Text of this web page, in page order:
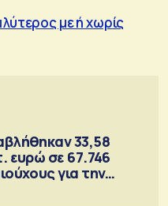
με ή χωρίς
33,58
ευρώ σε 67.746
για την